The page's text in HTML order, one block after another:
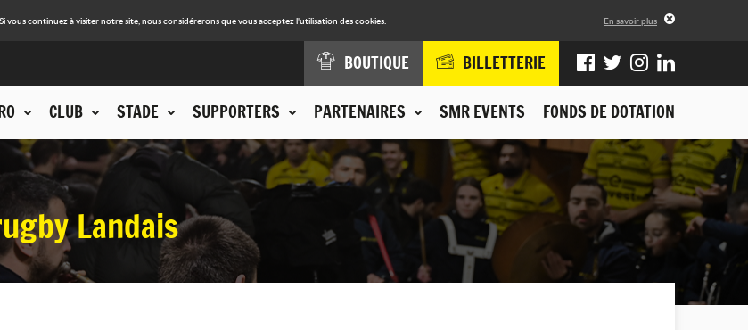
continuez à visiter notre site, nous considérerons que vous acceptez l'utilisation des cookies. En savoir plus
CLUB STADE SUPPORTERS PARTENAIRES SMR EVENTS FONDS DE DOTATION
BOUTIQUE BILLETTERIE
Landais